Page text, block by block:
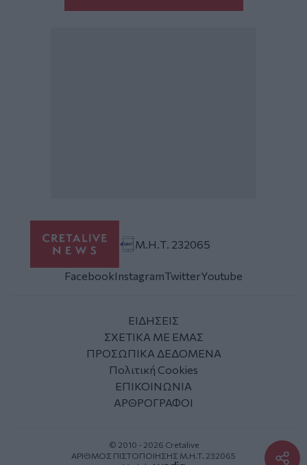
Μ.Η.Τ. 232065
FacebookInstagramTwitterYoutube
ΕΙΔΗΣΕΙΣ
ΣΧΕΤΙΚΑ ΜΕ ΕΜΑΣ
ΠΡΟΣΩΠΙΚΑ ΔΕΔΟΜΕΝΑ
Πολιτική Cookies
ΕΠΙΚΟΙΝΩΝΙΑ
ΑΡΘΡΟΓΡΑΦΟΙ
© 2010 - 2026 Cretalive
ΑΡΙΘΜΟΣ ΠΙΣΤΟΠΟΙΗΣΗΣ Μ.Η.Τ. 232065